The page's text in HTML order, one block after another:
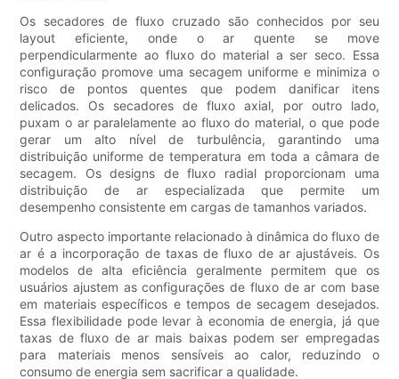
Os secadores de fluxo cruzado são conhecidos por seu
layout eficiente, onde o ar quente se move
perpendicularmente ao fluxo do material a ser seco. Essa
configuração promove uma secagem uniforme e minimiza o
risco de pontos quentes que podem danificar itens
delicados. Os secadores de fluxo axial, por outro lado,
puxam o ar paralelamente ao fluxo do material, o que pode
gerar um alto nível de turbulência, garantindo uma
distribuição uniforme de temperatura em toda a câmara de
secagem. Os designs de fluxo radial proporcionam uma
distribuição de ar especializada que permite um
desempenho consistente em cargas de tamanhos variados.
Outro aspecto importante relacionado à dinâmica do fluxo de
ar é a incorporação de taxas de fluxo de ar ajustáveis. Os
modelos de alta eficiência geralmente permitem que os
usuários ajustem as configurações de fluxo de ar com base
em materiais específicos e tempos de secagem desejados.
Essa flexibilidade pode levar à economia de energia, já que
taxas de fluxo de ar mais baixas podem ser empregadas
para materiais menos sensíveis ao calor, reduzindo o
consumo de energia sem sacrificar a qualidade.